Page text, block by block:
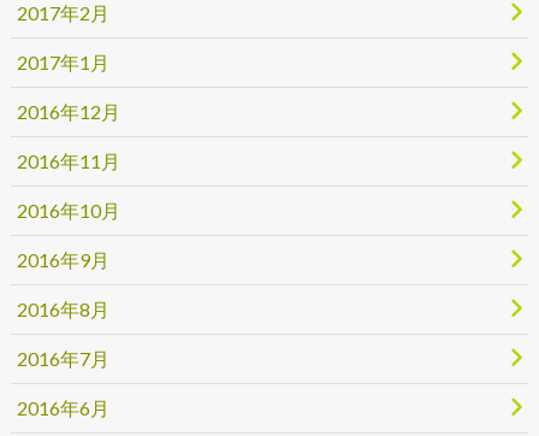
2017年2月
2017年1月
2016年12月
2016年11月
2016年10月
2016年9月
2016年8月
2016年7月
2016年6月